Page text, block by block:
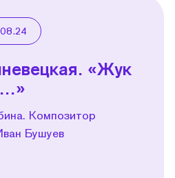
«Жук
Композитор
Бушуев